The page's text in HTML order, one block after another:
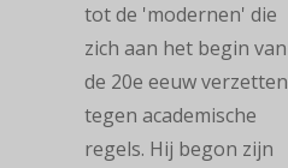
tot de 'modernen' die
zich aan het begin van
de 20e eeuw verzetten
tegen academische
regels. Hij begon zijn